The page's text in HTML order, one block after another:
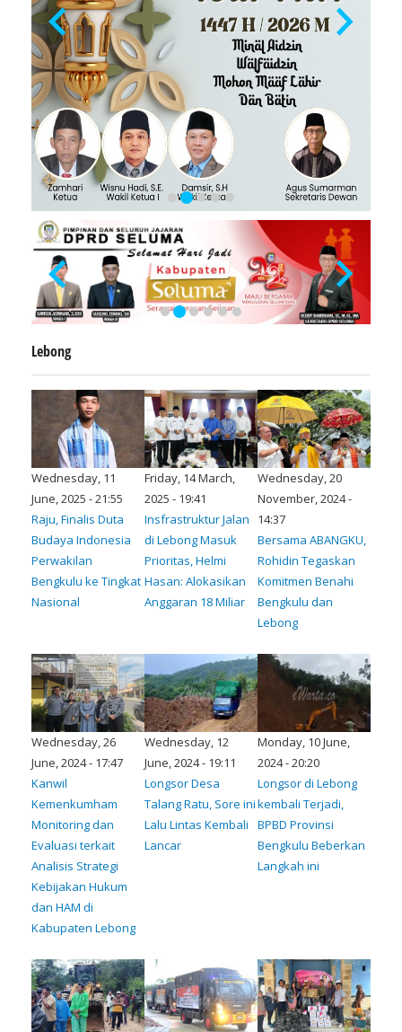
Lebong
Wednesday, 11
June, 2025 - 21:55
Raju, Finalis Duta
Budaya Indonesia
Perwakilan
Bengkulu ke Tingkat
Nasional
Friday, 14 March,
2025 - 19:41
Insfrastruktur Jalan
di Lebong Masuk
Prioritas, Helmi
Hasan: Alokasikan
Anggaran 18 Miliar
Wednesday, 20
November, 2024 -
14:37
Bersama ABANGKU,
Rohidin Tegaskan
Komitmen Benahi
Bengkulu dan
Lebong
Wednesday, 26
June, 2024 - 17:47
Kanwil
Kemenkumham
Monitoring dan
Evaluasi terkait
Analisis Strategi
Kebijakan Hukum
dan HAM di
Kabupaten Lebong
Wednesday, 12
June, 2024 - 19:11
Longsor Desa
Talang Ratu, Sore ini
Lalu Lintas Kembali
Lancar
Monday, 10 June,
2024 - 20:20
Longsor di Lebong
kembali Terjadi,
BPBD Provinsi
Bengkulu Beberkan
Langkah ini